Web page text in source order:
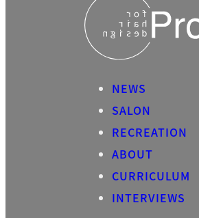
NEWS
SALON
RECREATION
ABOUT
CURRICULUM
INTERVIEWS